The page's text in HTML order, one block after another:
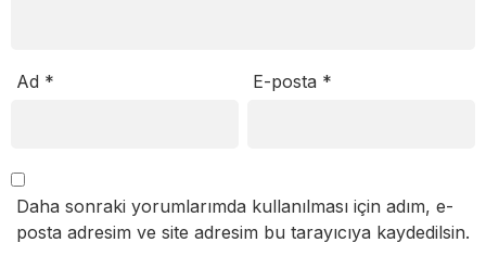
Ad * E-posta *
Daha sonraki yorumlarımda kullanılması için adım, e-
posta adresim ve site adresim bu tarayıcıya kaydedilsin.